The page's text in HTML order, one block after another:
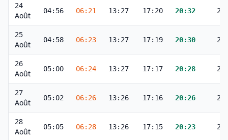
24
Août
04:56 06:21 13:27 17:20 20:32
25
Août
04:58 06:23 13:27 17:19 20:30
26
Août
05:00 06:24 13:27 17:17 20:28
27
Août
05:02 06:26 13:26 17:16 20:26
28
Août
05:05 06:28 13:26 17:15 20:23